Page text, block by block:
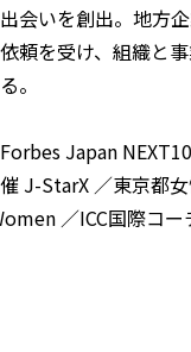
会いを創出。地方
頼を受け、組織と
。
Forbes Japan
J-StarX ／東京都
／ICC国際コ